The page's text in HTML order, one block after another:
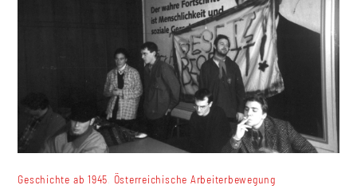
Geschichte ab 1945 Österreichische Arbeiterbewegung